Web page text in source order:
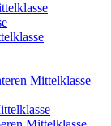
Mittelklasse